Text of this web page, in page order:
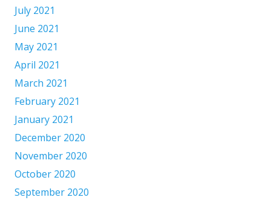
July 2021
June 2021
May 2021
April 2021
March 2021
February 2021
January 2021
December 2020
November 2020
October 2020
September 2020